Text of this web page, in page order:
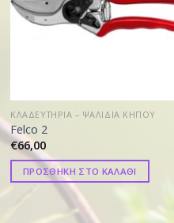
ΚΛΑΔΕΥΤΗΡΙΑ – ΨΑΛΙΔΙΑ ΚΗΠΟΥ
Felco 2
€66,00
ΠΡΟΣΘΗΚΗ ΣΤΟ ΚΑΛΑΘΙ